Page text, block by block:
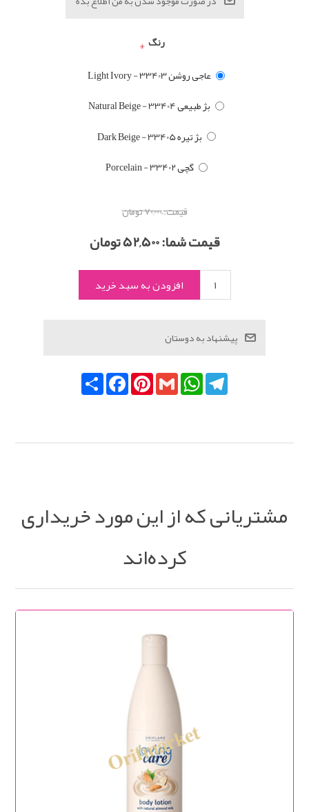
رنگ*
عاجی روشن Light Ivory - 33403
بژ طبیعی Natural Beige - 33404
بژ تیره Dark Beige - 33405
گچی Porcelain - 33402
قیمت:70,000 تومان
قیمت شما:52,500 تومان
اشتراکFacebookPinterestGmail
WhatsAppTelegram
مشتریانی که از این مورد خریداری
کرده‌اند